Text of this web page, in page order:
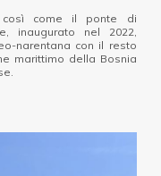
così come il ponte di
inaugurato nel 2022,
narentana con il resto
marittimo della Bosnia